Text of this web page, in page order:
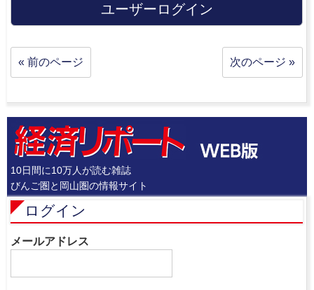
ユーザーログイン
« 前のページ 次のページ »
10日間に10万人が読む雑誌
びんご圏と岡山圏の情報サイト
ログイン
メールアドレス